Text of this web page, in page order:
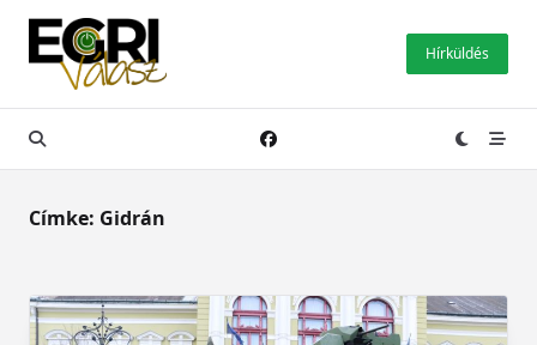
Skip
content
Hírküldés
Címke: Gidrán